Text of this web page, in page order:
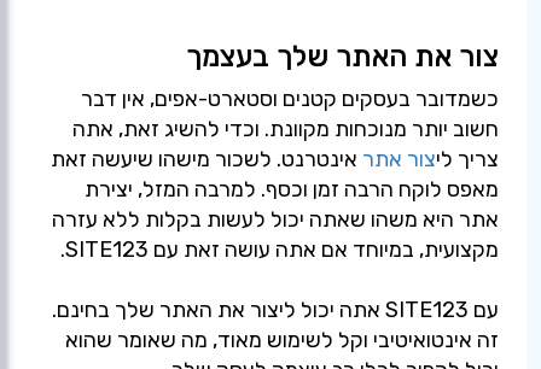
צור את האתר שלך בעצמך
כשמדובר בעסקים קטנים וסטארט-אפים, אין דבר
חשוב יותר מנוכחות מקוונת. וכדי להשיג זאת, אתה
צריך ליצור אתר אינטרנט. לשכור מישהו שיעשה זאת
מאפס לוקח הרבה זמן וכסף. למרבה המזל, יצירת
אתר היא משהו שאתה יכול לעשות בקלות ללא עזרה
עם SITE123 אתה יכול ליצור את האתר שלך בחינם.
זה אינטואיטיבי וקל לשימוש מאוד, מה שאומר שהוא